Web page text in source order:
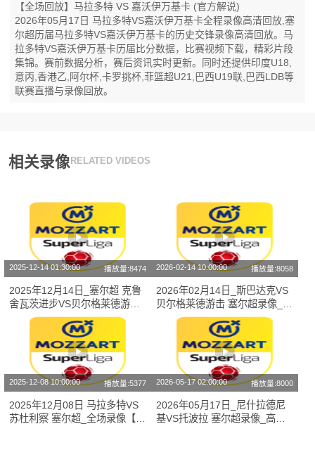
【全场回放】马拉多特 VS 嘉沃伊万基卡 (官方解说)
2026年05月17日 马拉多特VS嘉沃伊万基卡全程录像高清回放,塞
尔超历届马拉多特VS嘉沃伊万基卡的历史交锋录像高清回放。马
拉多特VS嘉沃伊万基卡历届比分数据，比赛视频下载，精彩片段
集锦。赛前数据分析，赛后资讯实时更新。同时还提供印度U18,
意丙,香港乙,阿尔杯,卡罗挑杯,菲篮超U21,巴西U19联,巴西LDB等
联赛直播与录像回放。
相关录像 RELATED VIDEOS
2025-12-14 01:30:00 播放量:8474
2025年12月14日_塞尔超 克鲁
舍瓦茨进步VS贝尔格莱德游击
录像_全场录像【全场回放】
2026-02-14 10:00:00 播放量:8058
2026年02月14日_斯巴达克VS
贝尔格莱德游击 塞尔超录像_全
场录像【高清回放】
2025-12-08 10:00:00 播放量:5377
2025年12月08日 马拉多特VS
苏杜利察 塞尔超_全场录像【视
2026-05-17 02:00:00 播放量:8000
2026年05月17日_尼什拉德尼
基VS托波拉 塞尔超录像_高清